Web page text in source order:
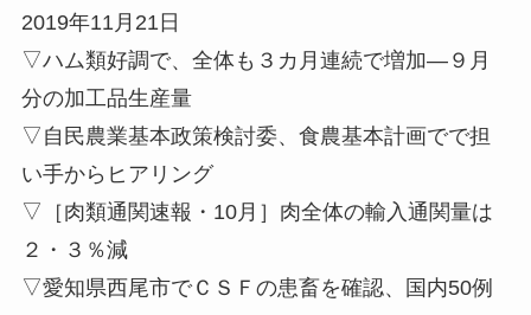
2019年11月21日
▽ハム類好調で、全体も３カ月連続で増加—９月
分の加工品生産量
▽自民農業基本政策検討委、食農基本計画でで担
い手からヒアリング
▽［肉類通関速報・10月］肉全体の輸入通関量は
２・３％減
▽愛知県西尾市でＣＳＦの患畜を確認、国内50例